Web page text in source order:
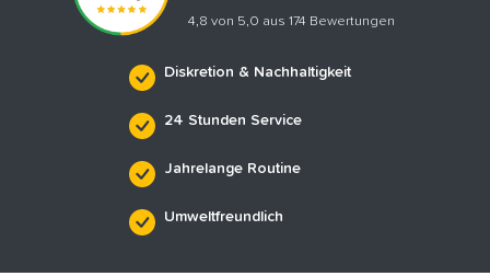
4,8 von 5,0 aus 174 Bewertungen
Diskretion & Nachhaltigkeit
24 Stunden Service
Jahrelange Routine
Umweltfreundlich